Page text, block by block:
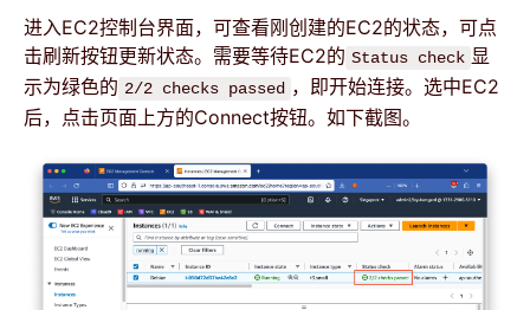
进入EC2控制台界面，可查看刚创建的EC2的状态，可点
击刷新按钮更新状态。需要等待EC2的 Status check 显
示为绿色的 2/2 checks passed ，即开始连接。选中EC2
后，点击页面上方的Connect按钮。如下截图。